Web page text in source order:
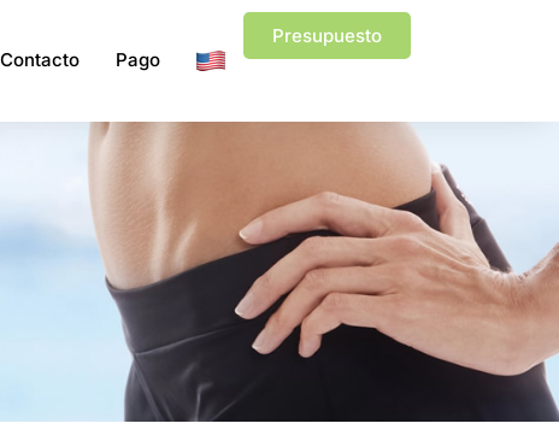
Contacto Pago
Presupuesto